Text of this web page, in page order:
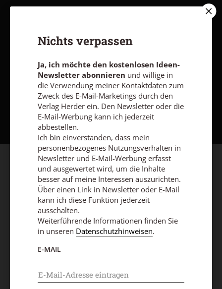
Nach oben
Nichts verpassen
Ja, ich möchte den kostenlosen Ideen-
Newsletter abonnieren und willige in
die Verwendung meiner Kontaktdaten zum
Zweck des E-Mail-Marketings durch den
Verlag Herder ein. Den Newsletter oder die
E-Mail-Werbung kann ich jederzeit
abbestellen.
Ich bin einverstanden, dass mein
personenbezogenes Nutzungsverhalten in
Newsletter und E-Mail-Werbung erfasst
und ausgewertet wird, um die Inhalte
besser auf meine Interessen auszurichten.
Über einen Link in Newsletter oder E-Mail
kann ich diese Funktion jederzeit
ausschalten.
Weiterführende Informationen finden Sie
in unseren Datenschutzhinweisen.
E-MAIL